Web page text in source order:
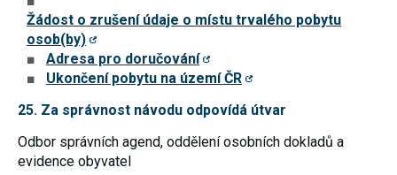
Žádost o zrušení údaje o místu trvalého pobytu
osob(by)
Adresa pro doručování
Ukončení pobytu na území ČR
25. Za správnost návodu odpovídá útvar
Odbor správních agend, oddělení osobních dokladů a
evidence obyvatel